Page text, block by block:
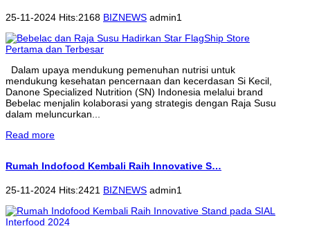
25-11-2024 Hits:2168 BIZNEWS admin1
Dalam upaya mendukung pemenuhan nutrisi untuk
mendukung kesehatan pencernaan dan kecerdasan Si Kecil,
Danone Specialized Nutrition (SN) Indonesia melalui brand
Bebelac menjalin kolaborasi yang strategis dengan Raja Susu
dalam meluncurkan...
Read more
Rumah Indofood Kembali Raih Innovative S…
25-11-2024 Hits:2421 BIZNEWS admin1